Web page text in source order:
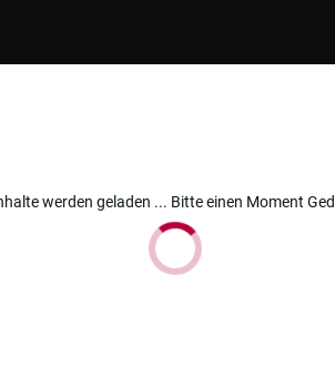
werden geladen ... Bitte einen Moment